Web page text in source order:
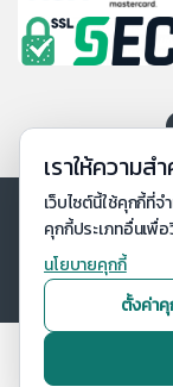
เราให้ความ
เว็บไซต์นี้ใช้คุกกี้ที่
คุกกี้ประเภทอื่นเพื่
นโยบายคุกกี้
ตั้งค่า